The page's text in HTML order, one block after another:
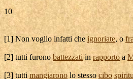
10
[1] Non voglio infatti che ignoriate, o
[2] tutti furonobattezzatiinrapportoa
[3] tuttimangiaronolo stessocibo